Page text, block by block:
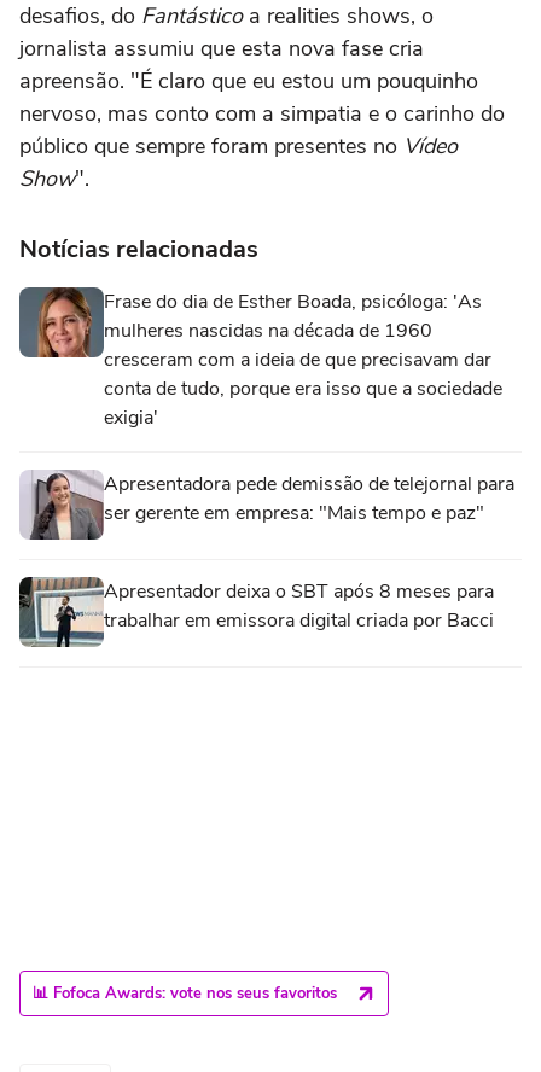
desafios, do Fantástico a realities shows, o
jornalista assumiu que esta nova fase cria
apreensão. "É claro que eu estou um pouquinho
nervoso, mas conto com a simpatia e o carinho do
público que sempre foram presentes no Vídeo
Show".
Notícias relacionadas
Frase do dia de Esther Boada, psicóloga: 'As
mulheres nascidas na década de 1960
cresceram com a ideia de que precisavam dar
conta de tudo, porque era isso que a sociedade
exigia'
Apresentadora pede demissão de telejornal para
ser gerente em empresa: "Mais tempo e paz"
Apresentador deixa o SBT após 8 meses para
trabalhar em emissora digital criada por Bacci
📊 Fofoca Awards: vote nos seus favoritos